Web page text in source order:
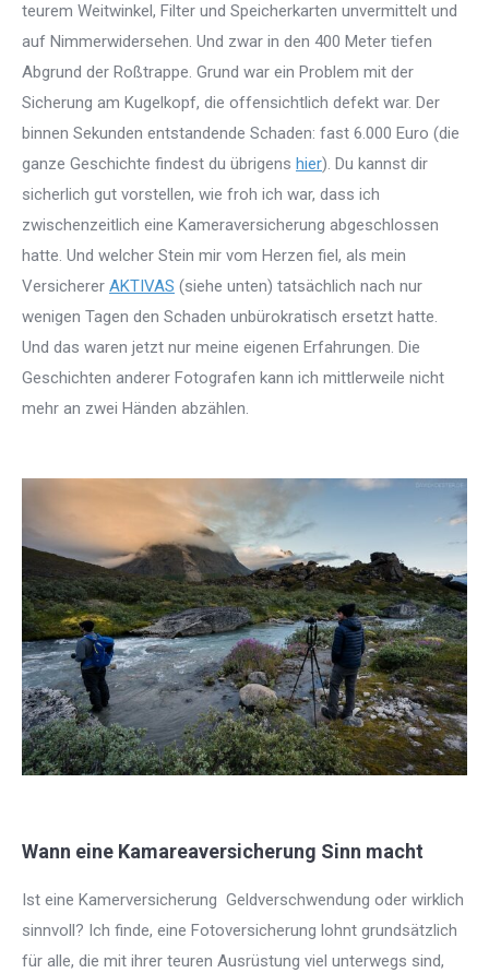
teurem Weitwinkel, Filter und Speicherkarten unvermittelt und
auf Nimmerwidersehen. Und zwar in den 400 Meter tiefen
Abgrund der Roßtrappe. Grund war ein Problem mit der
Sicherung am Kugelkopf, die offensichtlich defekt war. Der
binnen Sekunden entstandende Schaden: fast 6.000 Euro (die
ganze Geschichte findest du übrigens hier). Du kannst dir
sicherlich gut vorstellen, wie froh ich war, dass ich
zwischenzeitlich eine Kameraversicherung abgeschlossen
hatte. Und welcher Stein mir vom Herzen fiel, als mein
Versicherer AKTIVAS (siehe unten) tatsächlich nach nur
wenigen Tagen den Schaden unbürokratisch ersetzt hatte.
Und das waren jetzt nur meine eigenen Erfahrungen. Die
Geschichten anderer Fotografen kann ich mittlerweile nicht
mehr an zwei Händen abzählen.
Wann eine Kamareaversicherung Sinn macht
Ist eine Kamerversicherung Geldverschwendung oder wirklich
sinnvoll? Ich finde, eine Fotoversicherung lohnt grundsätzlich
für alle, die mit ihrer teuren Ausrüstung viel unterwegs sind,